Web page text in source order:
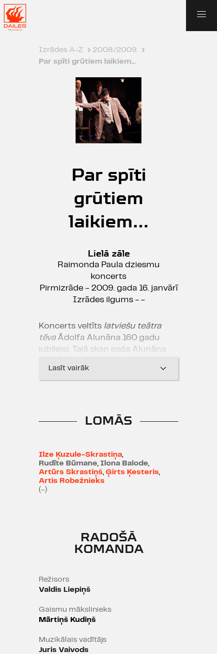
Izrādes A-Z › 2008./2009. ›
Par spīti grūtiem laikiem...
Par spīti
grūtiem
laikiem...
Lielā zāle
Raimonda Paula dziesmu
koncerts
Pirmizrāde - 2009. gada 16. janvārī
Izrādes ilgums - -
Koncerts veltīts latviešu teātra
tēvaĀdolfa Alunāna 160 gadu
jubilejai. Tajā skan paša Alunāna
Raimonda Paula populārās
televīzijas uzveduma „Mucenieks
Koncertā piedalās
maestro Raimonds Pauls.
Priekulis (basģitāra), Tālis
Gžibovskis (bungas)
Lasīt vairāk
LOMĀS
Ilze Ķuzule-Skrastiņa,
Rudīte Būmane, Ilona Balode,
Artūrs Skrastiņš, Ģirts Ķesteris,
Artis Robežnieks
(-)
RADOŠĀ
KOMANDA
Režisors
Valdis Liepiņš
Gaismu mākslinieks
Mārtiņš Kudiņš
Muzikālais vadītājs
Juris Vaivods